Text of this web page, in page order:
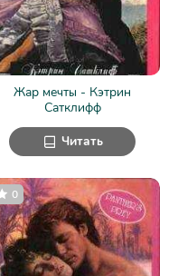
Жар мечты - Кэтрин
Сатклифф
Читать
0